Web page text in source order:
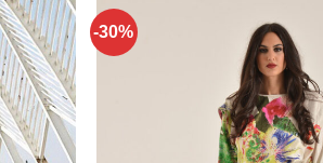
Add to
wishlist
-30%